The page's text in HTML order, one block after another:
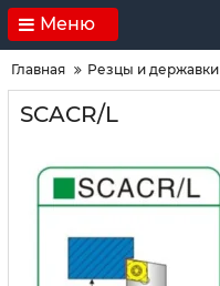
Меню
Главная Резцы и державки
SCACR/L